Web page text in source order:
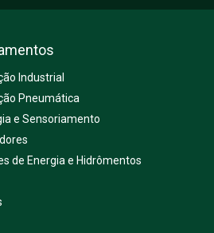
Industrial
Pneumática
e Sensoriamento
de Energia e Hidrômentos